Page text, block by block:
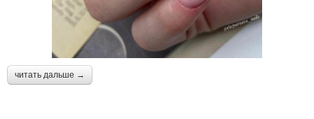
читать дальше →